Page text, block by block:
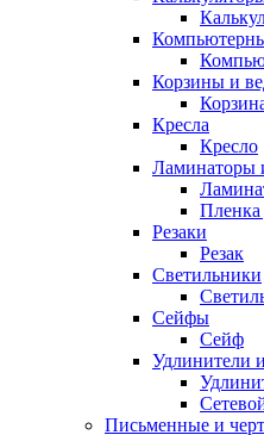
Корзины и
Кресла
Кресло
Ламинаторы
Пленка
Резаки
Резак
Светильники
Сейфы
Сейф
Удлинители
Письменные и